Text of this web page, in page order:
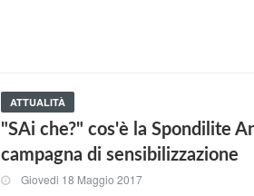
ATTUALITÀ
"SAi che?" cos'è la Spondilite
campagna di sensibilizzazione
Giovedi 18 Maggio 2017